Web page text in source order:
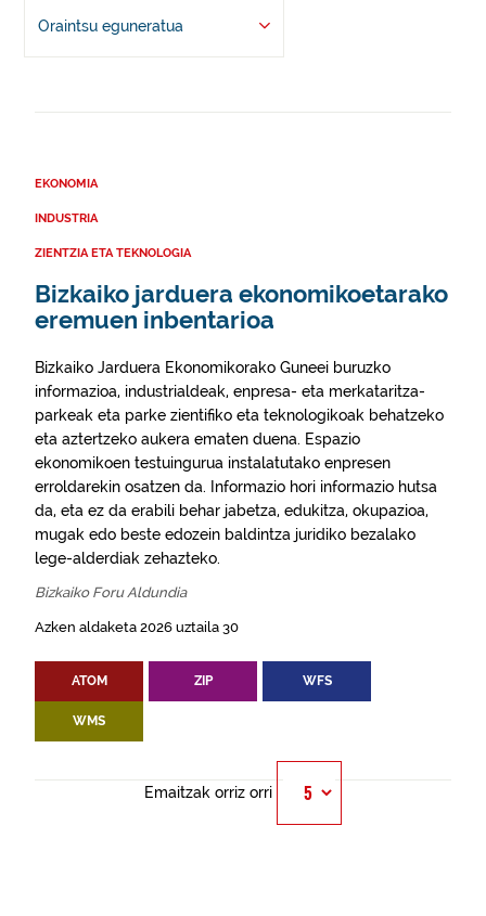
Oraintsu eguneratua
EKONOMIA
INDUSTRIA
ZIENTZIA ETA TEKNOLOGIA
Bizkaiko jarduera ekonomikoetarako
eremuen inbentarioa
Bizkaiko Jarduera Ekonomikorako Guneei buruzko
informazioa, industrialdeak, enpresa- eta merkataritza-
parkeak eta parke zientifiko eta teknologikoak behatzeko
eta aztertzeko aukera ematen duena. Espazio
ekonomikoen testuingurua instalatutako enpresen
erroldarekin osatzen da. Informazio hori informazio hutsa
da, eta ez da erabili behar jabetza, edukitza, okupazioa,
mugak edo beste edozein baldintza juridiko bezalako
lege-alderdiak zehazteko.
Bizkaiko Foru Aldundia
Azken aldaketa 2026 uztaila 30
ATOM ZIP WFS
WMS
Emaitzak orriz orri